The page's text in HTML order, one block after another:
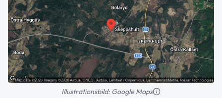
Illustrationsbild: Google Maps